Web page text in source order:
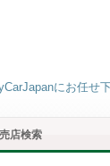
にお任せ下
店検索